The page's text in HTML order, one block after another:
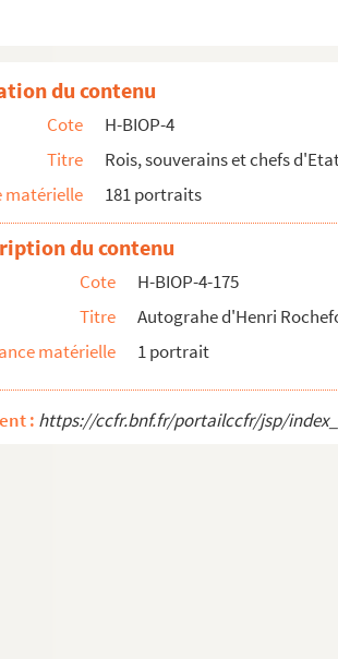
Jean Joseph
du contenu
Cote
H-BIOP-4
Titre
Rois, souverains et chefs
matérielle
181 portraits
du contenu
Cote
H-BIOP-4-175
Titre
Autograhe d'Henri
matérielle
1 portrait
: https://ccfr.bnf.fr/portailccfr/jsp/